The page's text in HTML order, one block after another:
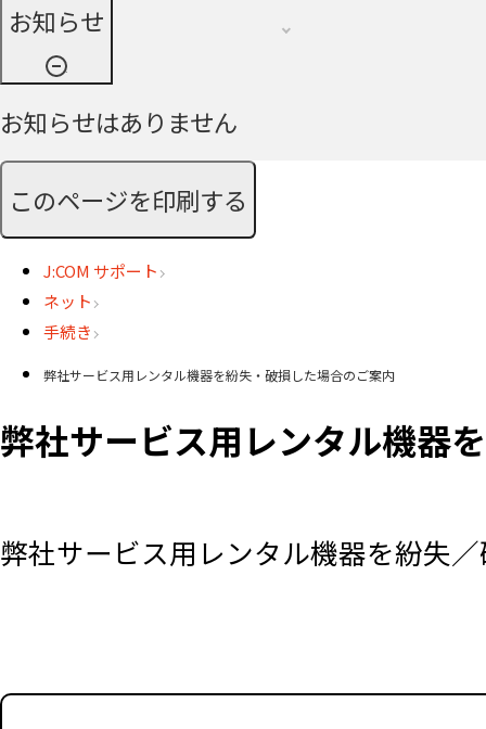
お知らせ
お知らせはありません
このページを印刷する
J:COM サポート
ネット
手続き
弊社サービス用レンタル機器を紛失・破損した場合のご案内
弊社サービス用レンタル機器
弊社サービス用レンタル機器を紛失